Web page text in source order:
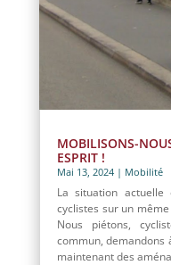
MOBILISONS-
ESPRIT !
Mai 13, 2024| Mobilité
La situation
cyclistes sur un
Nous piétons,
commun,
maintenant des